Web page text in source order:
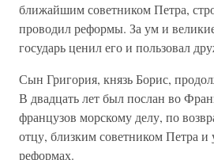
ближайшим советником Петра,
проводил реформы. За ум и
государь ценил его и пользовал
Сын Григория, князь Борис,
В двадцать лет был послан во
французов морскому делу, по
отцу, близким советником Петра и
реформах.